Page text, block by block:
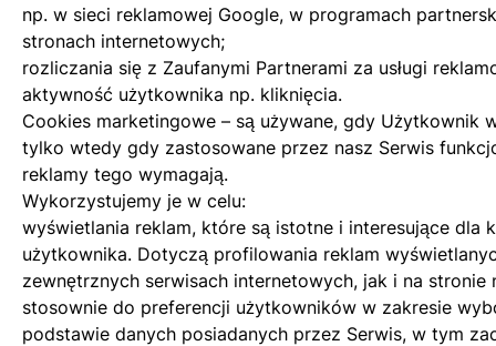
np. w sieci reklamowej Google, w programach
stronach internetowych;
rozliczania się z Zaufanymi Partnerami za usługi
aktywność użytkownika np. kliknięcia.
Cookies marketingowe – są używane, gdy Użytkownik
tylko wtedy gdy zastosowane przez nasz Serwis
reklamy tego wymagają.
Wykorzystujemy je w celu:
wyświetlania reklam, które są istotne i interesujące dla
użytkownika. Dotyczą profilowania reklam
zewnętrznych serwisach internetowych, jak i na stronie
stosownie do preferencji użytkowników w zakresie
podstawie danych posiadanych przez Serwis, w tym